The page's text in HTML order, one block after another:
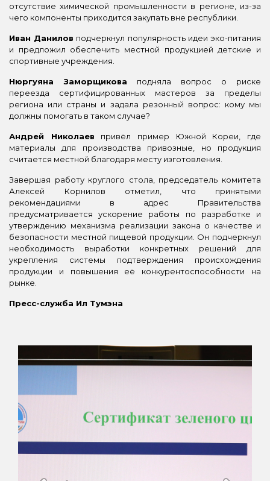
отсутствие химической промышленности в регионе, из-за
чего компоненты приходится закупать вне республики.
Иван Данилов подчеркнул популярность идеи эко-питания
и предложил обеспечить местной продукцией детские и
спортивные учреждения.
Нюргуяна Заморщикова подняла вопрос о риске
переезда сертифицированных мастеров за пределы
региона или страны и задала резонный вопрос: кому мы
должны помогать в таком случае?
Андрей Николаев привёл пример Южной Кореи, где
материалы для производства привозные, но продукция
считается местной благодаря месту изготовления.
Завершая работу круглого стола, председатель комитета
Алексей Корнилов отметил, что принятыми
рекомендациями в адрес Правительства
предусматривается ускорение работы по разработке и
утверждению механизма реализации закона о качестве и
безопасности местной пищевой продукции. Он подчеркнул
необходимость выработки конкретных решений для
укрепления системы подтверждения происхождения
продукции и повышения её конкурентоспособности на
рынке.
Пресс-служба Ил Тумэна